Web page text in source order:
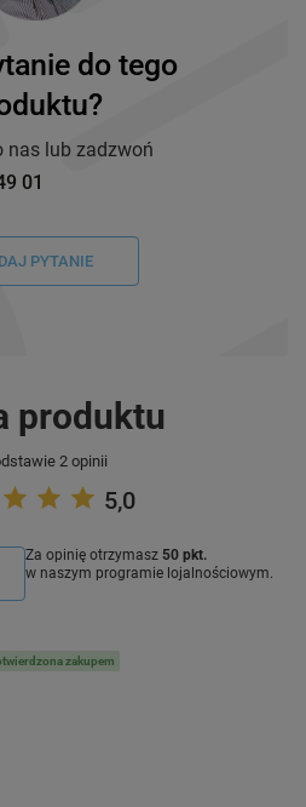
do tego
nas lub zadzwoń
01
PYTANIE
produktu
2 opinii
5,0
Za opinię otrzymasz 50 pkt.
w naszym programie lojalnościowym.
zakupem